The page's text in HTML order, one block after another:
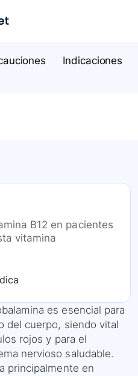
Indicaciones
B12 en pacientes
vitamina
es esencial para
del cuerpo, siendo vital
rojos y para el
nervioso saludable.
principalmente en